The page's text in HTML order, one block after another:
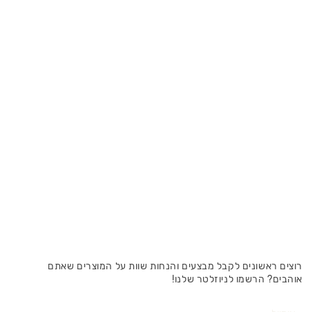
רוצים ראשונים לקבל מבצעים והנחות שוות על המוצרים שאתם
אוהבים? הרשמו לניוזלטר שלנו!